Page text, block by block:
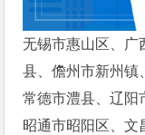
无锡市惠山区、广
县、儋州市新州镇
常德市澧县、辽阳
昭通市昭阳区、文